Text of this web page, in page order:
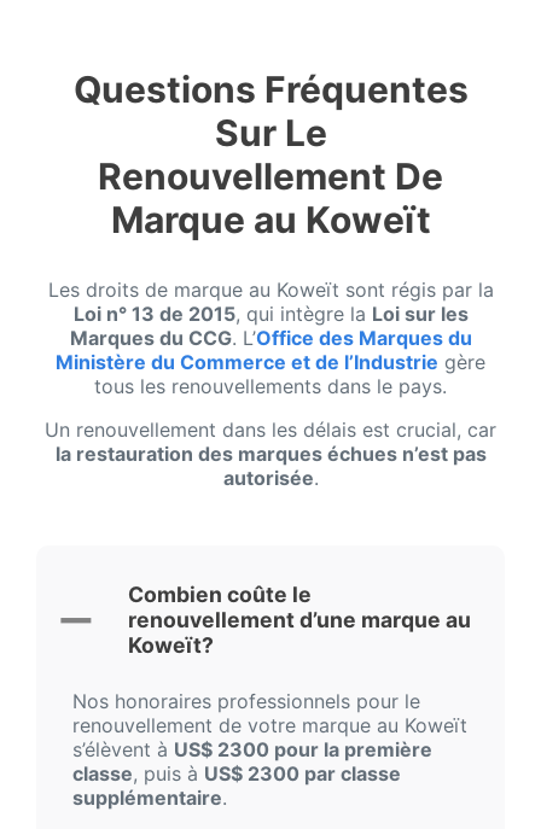
Questions Fréquentes
Sur Le
Renouvellement De
Marque au Koweït
Les droits de marque au Koweït sont régis par la
Loi n° 13 de 2015, qui intègre la Loi sur les
Marques du CCG. L’Office des Marques du
Ministère du Commerce et de l’Industrie gère
tous les renouvellements dans le pays.
Un renouvellement dans les délais est crucial, car
la restauration des marques échues n’est pas
autorisée.
Combien coûte le
renouvellement d’une marque au
Koweït?
Nos honoraires professionnels pour le
renouvellement de votre marque au Koweït
s’élèvent à US$ 2300 pour la première
classe, puis à US$ 2300 par classe
supplémentaire.